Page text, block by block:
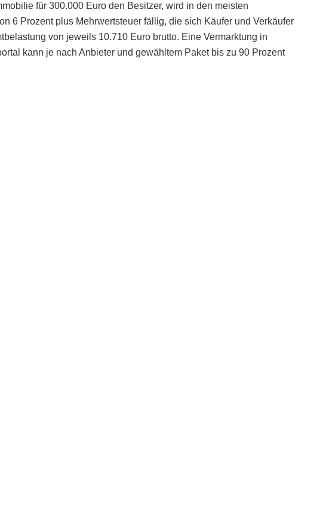
für 300.000 Euro den Besitzer, wird in den meisten
6 Prozent plus Mehrwertsteuer fällig, die sich Käufer und Verkäufer
von jeweils 10.710 Euro brutto. Eine Vermarktung in
kann je nach Anbieter und gewähltem Paket bis zu 90 Prozent